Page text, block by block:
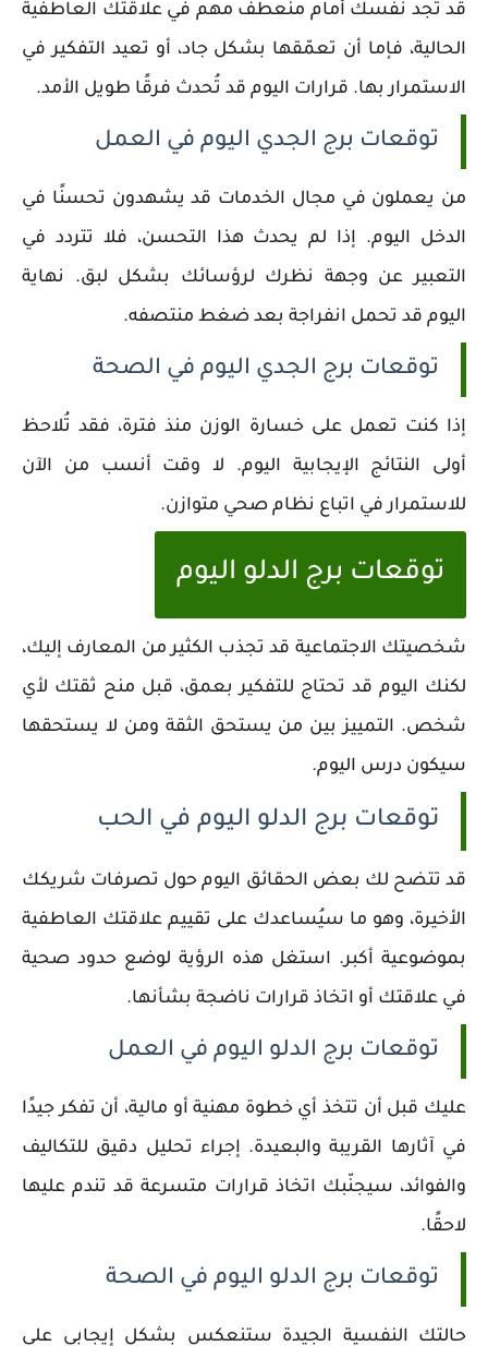
قد تجد نفسك أمام منعطف مهم في علاقتك العاطفية
الحالية، فإما أن تعمّقها بشكل جاد، أو تعيد التفكير في
الاستمرار بها. قرارات اليوم قد تُحدث فرقًا طويل الأمد.
توقعات برج الجدي اليوم في العمل
من يعملون في مجال الخدمات قد يشهدون تحسنًا في
الدخل اليوم. إذا لم يحدث هذا التحسن، فلا تتردد في
التعبير عن وجهة نظرك لرؤسائك بشكل لبق. نهاية
اليوم قد تحمل انفراجة بعد ضغط منتصفه.
توقعات برج الجدي اليوم في الصحة
إذا كنت تعمل على خسارة الوزن منذ فترة، فقد تُلاحظ
أولى النتائج الإيجابية اليوم. لا وقت أنسب من الآن
للاستمرار في اتباع نظام صحي متوازن.
توقعات برج الدلو اليوم
شخصيتك الاجتماعية قد تجذب الكثير من المعارف إليك،
لكنك اليوم قد تحتاج للتفكير بعمق، قبل منح ثقتك لأي
شخص. التمييز بين من يستحق الثقة ومن لا يستحقها
سيكون درس اليوم.
توقعات برج الدلو اليوم في الحب
قد تتضح لك بعض الحقائق اليوم حول تصرفات شريكك
الأخيرة، وهو ما سيُساعدك على تقييم علاقتك العاطفية
بموضوعية أكبر. استغل هذه الرؤية لوضع حدود صحية
في علاقتك أو اتخاذ قرارات ناضجة بشأنها.
توقعات برج الدلو اليوم في العمل
عليك قبل أن تتخذ أي خطوة مهنية أو مالية، أن تفكر جيدًا
في آثارها القريبة والبعيدة. إجراء تحليل دقيق للتكاليف
والفوائد، سيجنّبك اتخاذ قرارات متسرعة قد تندم عليها
لاحقًا.
توقعات برج الدلو اليوم في الصحة
حالتك النفسية الجيدة ستنعكس بشكل إيجابي على